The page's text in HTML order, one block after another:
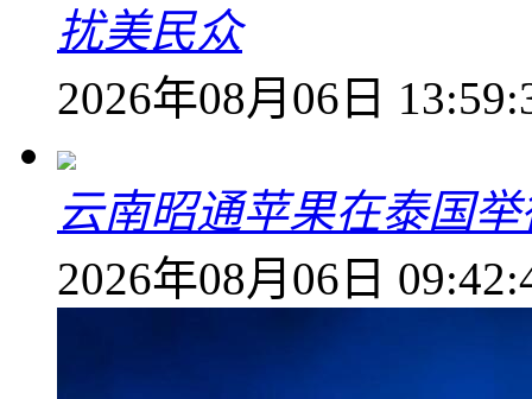
扰美民众
2026年08月06日
云南昭通苹果在泰国
2026年08月06日